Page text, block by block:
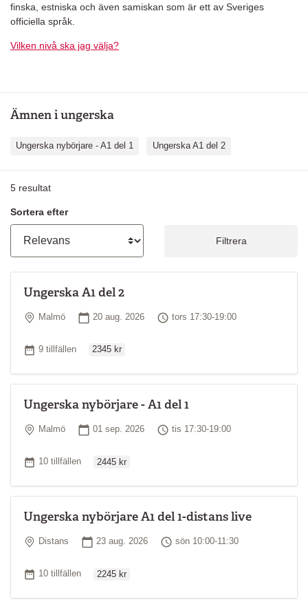
finska, estniska och även samiskan som är ett av Sveriges
officiella språk.
Vilken nivå ska jag välja?
Ämnen i ungerska
Ungerska nybörjare - A1 del 1 Ungerska A1 del 2
5 resultat
Sortera efter
Filtrera
Ungerska A1 del 2
Plats
Malmö Startdatum
20 aug. 2026 Tid
tors 17:30-19:00
Antal tillfällen
9 tillfällen 2345 kr
Ungerska nybörjare - A1 del 1
Plats
Malmö Startdatum
01 sep. 2026 Tid
tis 17:30-19:00
Antal tillfällen
10 tillfällen 2445 kr
Ungerska nybörjare A1 del 1-distans live
Plats
Distans Startdatum
23 aug. 2026 Tid
sön 10:00-11:30
Antal tillfällen
10 tillfällen 2245 kr